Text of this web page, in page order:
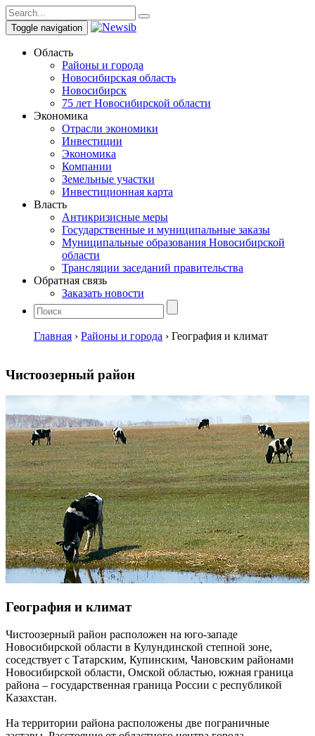
Toggle navigation
Область
Районы и города
Новосибирская область
Новосибирск
75 лет Новосибирской области
Экономика
Отрасли экономики
Инвестиции
Экономика
Компании
Земельные участки
Инвестиционная карта
Власть
Антикризисные меры
Государственные и муниципальные заказы
Муниципальные образования Новосибирской
области
Трансляции заседаний правительства
Обратная связь
Заказать новости
Главная › Районы и города › География и климат
Чистоозерный район
География и климат
Чистоозерный район расположен на юго-западе
Новосибирской области в Кулундинской степной зоне,
соседствует с Татарским, Купинским, Чановским районами
Новосибирской области, Омской областью, южная граница
района – государственная граница России с республикой
Казахстан.
На территории района расположены две пограничные